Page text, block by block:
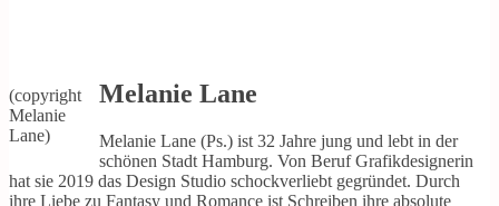
(copyright
Melanie
Lane)
Melanie Lane
Melanie Lane (Ps.) ist 32 Jahre jung und lebt in der
schönen Stadt Hamburg. Von Beruf Grafikdesignerin
hat sie 2019 das Design Studio schockverliebt gegründet. Durch
ihre Liebe zu Fantasy und Romance ist Schreiben ihre absolute